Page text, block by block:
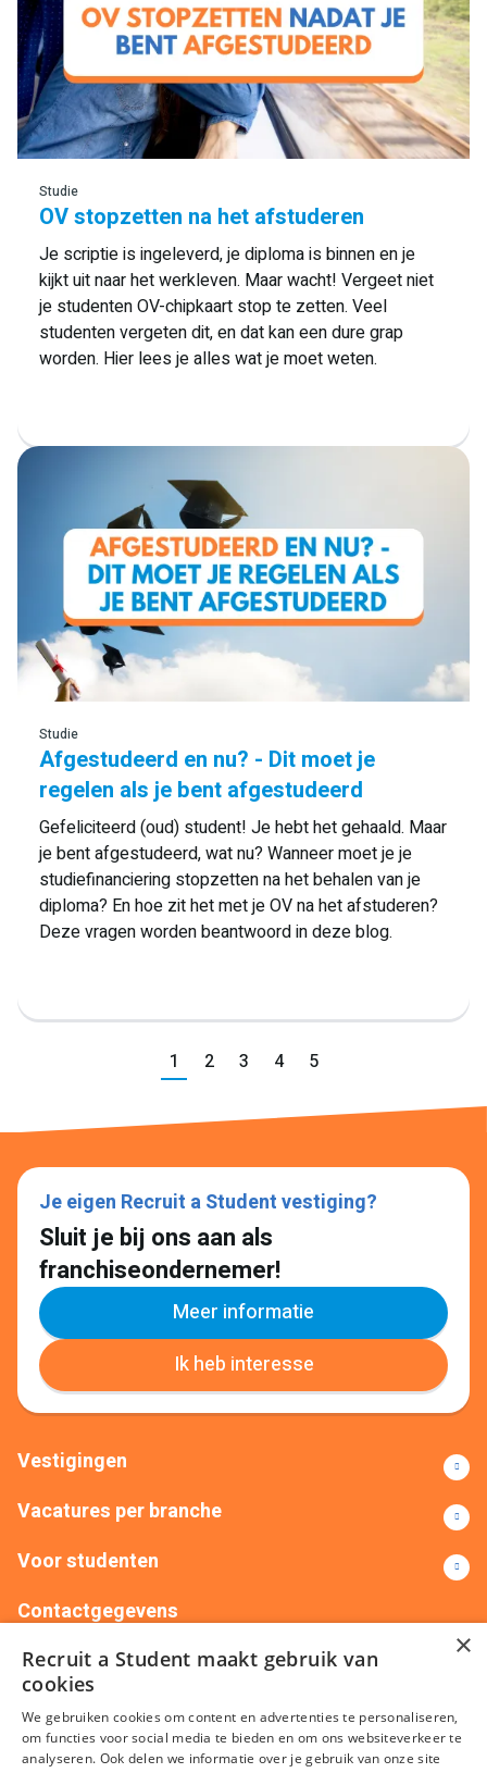
Lees meer
Studie
OV stopzetten na het afstuderen
Je scriptie is ingeleverd, je diploma is binnen en je
kijkt uit naar het werkleven. Maar wacht! Vergeet niet
je studenten OV-chipkaart stop te zetten. Veel
studenten vergeten dit, en dat kan een dure grap
worden. Hier lees je alles wat je moet weten.
Lees meer
Studie
Afgestudeerd en nu? - Dit moet je
regelen als je bent afgestudeerd
Gefeliciteerd (oud) student! Je hebt het gehaald. Maar
je bent afgestudeerd, wat nu? Wanneer moet je je
studiefinanciering stopzetten na het behalen van je
diploma? En hoe zit het met je OV na het afstuderen?
Deze vragen worden beantwoord in deze blog.
Lees meer
Vorige
1 2 3 4 5
Je eigen Recruit a Student vestiging?
Sluit je bij ons aan als
franchiseondernemer!
Meer informatie
Ik heb interesse
Vestigingen
Vacatures per branche
Voor studenten
Contactgegevens
+31(0)88 522 00 76
info@recruitastudent.nl
Alle vestigingen
×
Recruit a Student maakt gebruik van
cookies
We gebruiken cookies om content en advertenties te personaliseren,
om functies voor social media te bieden en om ons websiteverkeer te
analyseren. Ook delen we informatie over je gebruik van onze site